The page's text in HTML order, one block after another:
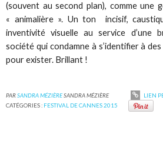
(souvent au second plan), comme une
« animalière ». Un ton incisif,
inventivité visuelle au service d’une
société qui condamne à s’identifier à
pour exister. Brillant !
PARSANDRA MÉZIÈRESANDRA MÉZIÈRE LIEN
CATÉGORIES : FESTIVAL DE CANNES 2015